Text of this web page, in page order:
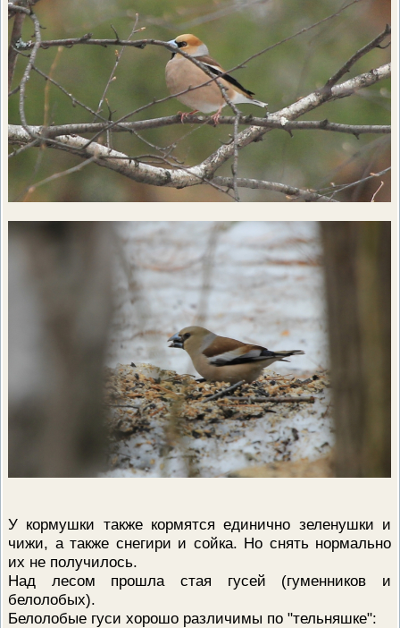
У кормушки также кормятся единично зеленушки и
чижи, а также снегири и сойка. Но снять нормально
их не получилось.
Над лесом прошла стая гусей (гуменников и
белолобых).
Белолобые гуси хорошо различимы по "тельняшке":